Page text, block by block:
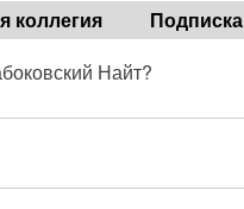
коллегия Подписка
Найт?